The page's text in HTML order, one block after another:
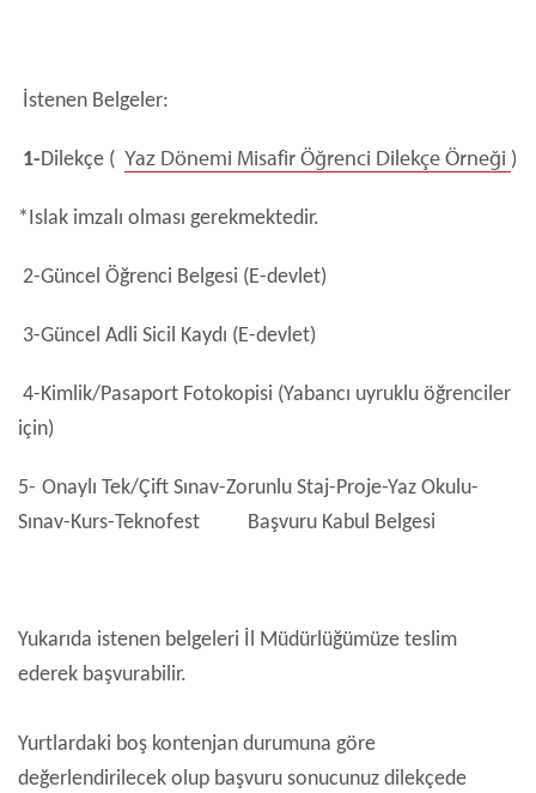
İstenen Belgeler:
1-Dilekçe ( Yaz Dönemi Misafir Öğrenci Dilekçe Örneği )
* Islak imzalı olması gerekmektedir.
2-Güncel Öğrenci Belgesi (E-devlet)
3-Güncel Adli Sicil Kaydı (E-devlet)
4-Kimlik/Pasaport Fotokopisi (Yabancı uyruklu öğrenciler
için)
5- Onaylı Tek/Çift Sınav-Zorunlu Staj-Proje-Yaz Okulu-
Sınav-Kurs-Teknofest Başvuru Kabul Belgesi
Yukarıda istenen belgeleri İl Müdürlüğümüze teslim
ederek başvurabilir.
Yurtlardaki boş kontenjan durumuna göre
değerlendirilecek olup başvuru sonucunuz dilekçede